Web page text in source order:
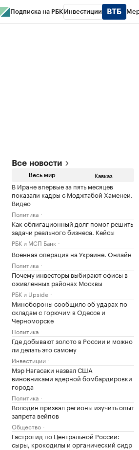
Подписка на РБК Инвестиции
Все новости
Весь мир Кавказ
В Иране впервые за пять месяцев
показали кадры с Моджтабой Хаменеи.
Видео
Политика
Как облигационный долг помог решить
задачи реального бизнеса. Кейсы
РБК и МСП Банк
Военная операция на Украине. Онлайн
Политика
Почему инвесторы выбирают офисы в
оживленных районах Москвы
РБК и Upside
Минобороны сообщило об ударах по
складам с горючим в Одессе и
Черноморске
Политика
Где добывают золото в России и можно
ли делать это самому
Инвестиции
Мэр Нагасаки назвал США
виновниками ядерной бомбардировки
города
Политика
Володин призвал регионы изучить опыт
запрета вейпов
Общество
Гастрогид по Центральной России:
сыры, крокодилы и органический сидр